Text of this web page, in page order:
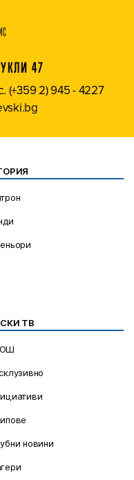
47
(+359 2) 945 - 4227
ТВ
новини